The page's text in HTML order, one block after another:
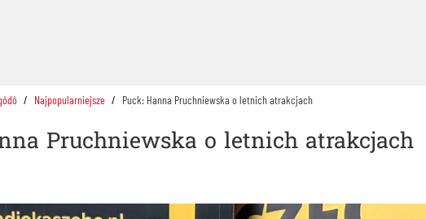
Najpopularniejsze Puck: Hanna Pruchniewska o letnich atrakcjach
Pruchniewska o letnich atrakcjach